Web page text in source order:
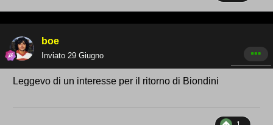
boe
Inviato 29 Giugno
Leggevo di un interesse per il ritorno di Biondini